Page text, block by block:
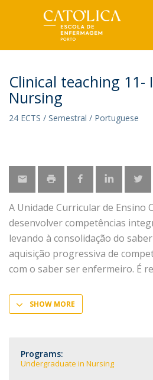
Clinical teaching 11-
Nursing
24 ECTS / Semestral / Portuguese
A Unidade Curricular de Ensino
desenvolver competências
levando à consolidação do
aquisição progressiva de
com o saber ser enfermeiro. É
SHOW MORE
Programs:
Undergraduate in Nursing